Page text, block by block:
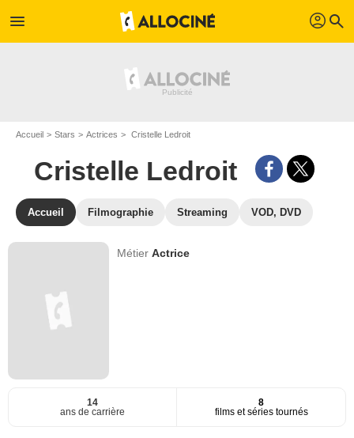
menu profil search
Accueil Stars Actrices Cristelle Ledroit
Cristelle Ledroit
Accueil Filmographie Streaming VOD, DVD
MétierActrice
14
ans de carrière
8
films et séries tournés